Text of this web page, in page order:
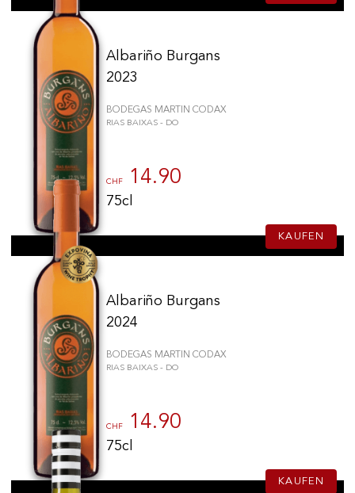
Albariño Burgans
2023
BODEGAS MARTIN CODAX
RIAS BAIXAS - DO
CHF 14.90
75cl
KAUFEN
Albariño Burgans
2024
BODEGAS MARTIN CODAX
RIAS BAIXAS - DO
CHF 14.90
75cl
KAUFEN